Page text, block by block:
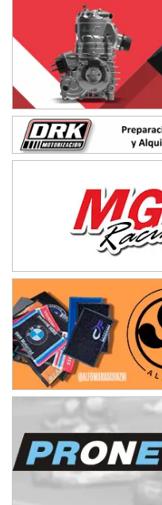
Humboldt (Santa Fe)
NORESTE SANTAFESINO - F6
Ciudad de Avellaneda (Asfalto)
Avellaneda (Santa Fe)
SUR SANTAFESINO - F4
José Samuel Sánchez (Tierra)
Rufino (Santa Fe)
TUCUMANO - F5
El Timbó (Tucumán)